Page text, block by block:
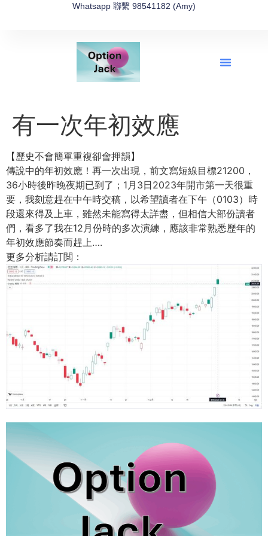
Whatsapp 聯繫 98541182 (Amy)
有一次年初效應
【歷史不會簡單重複卻會押韻】
傳說中的年初效應！再一次出現，前文寫短線目標21200，
36小時後昨晚夜期已到了；1月3日2023年開市第一天很重
要，我刻意趕在中午時交稿，以希望讀者在下午（0103）時
段還來得及上車，雖然未能寫得太詳盡，但相信大部份讀者
們，看多了我在12月份時的多次演練，應該非常熟悉歷年的
年初效應節奏而趕上….
更多分析請訂閲：